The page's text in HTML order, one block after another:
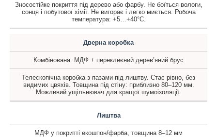
Зносостійке покриття під дерево або фарбу. Не боїться вологи,
сонця і побутової хімії. Не вигорає і легко миється. Робоча
температура: +5…+40°C.
Дверна коробка
Комбінована: МДФ + переклеєний дерев’яний брус
Телескопічна коробка з пазами під лиштву. Стає рівно, без
видимих цвяхів. Товщина під стіну: приблизно 80–120 мм.
Можливий ущільнювач для кращої шумоізоляції.
Лиштва
МДФ у покритті екошпон/фарба, товщина 8–12 мм